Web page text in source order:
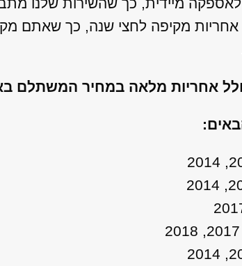
אחריות מקיפה לחצי שנה, כך שאתם
אחריות מלאה במחיר המשתלם